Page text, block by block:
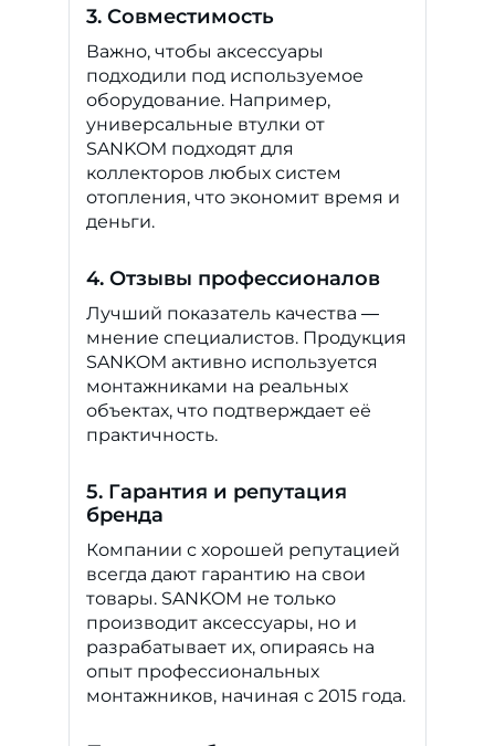
3. Совместимость
Важно, чтобы аксессуары
подходили под используемое
оборудование. Например,
универсальные втулки от
SANKOM подходят для
коллекторов любых систем
отопления, что экономит время и
деньги.
4. Отзывы профессионалов
Лучший показатель качества —
мнение специалистов. Продукция
SANKOM активно используется
монтажниками на реальных
объектах, что подтверждает её
практичность.
5. Гарантия и репутация
бренда
Компании с хорошей репутацией
всегда дают гарантию на свои
товары. SANKOM не только
производит аксессуары, но и
разрабатывает их, опираясь на
опыт профессиональных
монтажников, начиная с 2015 года.